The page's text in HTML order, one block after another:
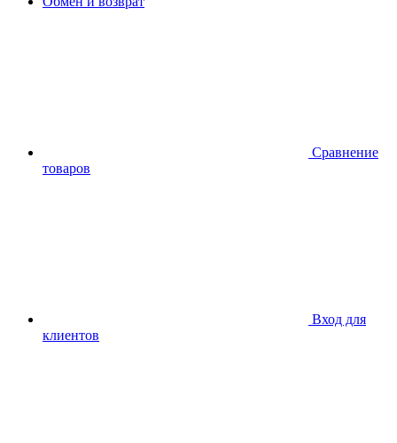
Сравнение
товаров
Вход для
клиентов